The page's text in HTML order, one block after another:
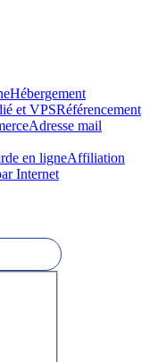
Hébergement
et VPSRéférencement
Adresse mail
en ligneAffiliation
Internet